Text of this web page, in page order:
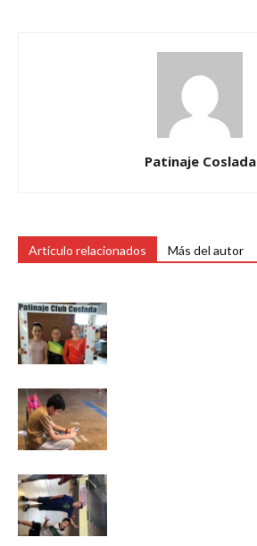
Patinaje Coslada
Artículo relacionados Más del autor